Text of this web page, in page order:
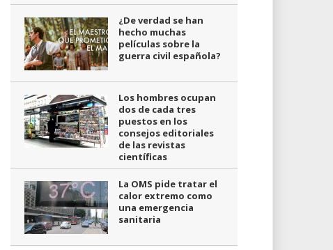
¿De verdad se han
hecho muchas
películas sobre la
guerra civil española?
Los hombres ocupan
dos de cada tres
puestos en los
consejos editoriales
de las revistas
científicas
La OMS pide tratar el
calor extremo como
una emergencia
sanitaria